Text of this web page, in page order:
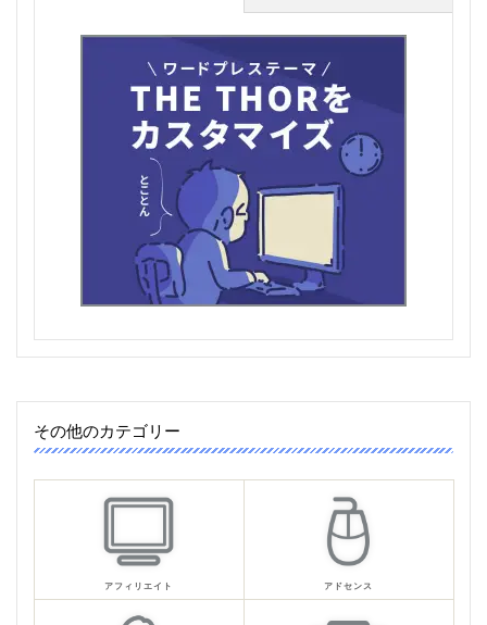
その他のカテゴリー
アフィリエイト アドセンス